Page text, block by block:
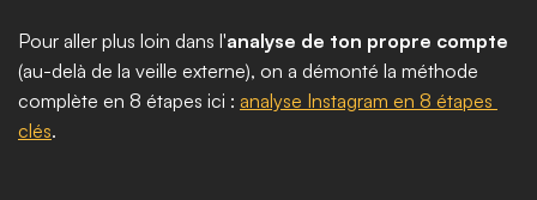
Pour aller plus loin dans l'analyse de ton propre compte
(au-delà de la veille externe), on a démonté la méthode
complète en 8 étapes ici : analyse Instagram en 8 étapes
clés.